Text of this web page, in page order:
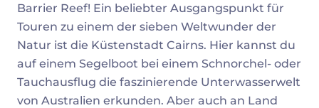
Barrier Reef! Ein beliebter Ausgangspunkt für
Touren zu einem der sieben Weltwunder der
Natur ist die Küstenstadt Cairns. Hier kannst du
auf einem Segelboot bei einem Schnorchel- oder
Tauchausflug die faszinierende Unterwasserwelt
von Australien erkunden. Aber auch an Land